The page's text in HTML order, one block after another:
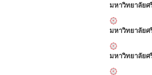
มหาวิทยาลัย
มหาวิทยาลัย
มหาวิทยาลัย